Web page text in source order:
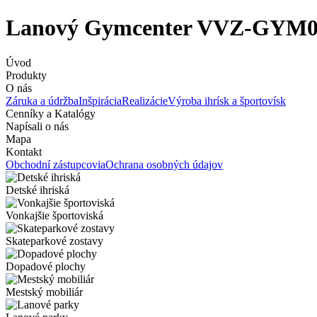
Lanový Gymcenter VVZ-
Úvod
Produkty
O nás
Záruka a údržbaInšpiráciaRealizácieVýroba ihrísk a športovísk
Cenníky a Katalógy
Napísali o nás
Mapa
Kontakt
Obchodní zástupcoviaOchrana osobných údajov
Detské ihriská
Vonkajšie športoviská
Skateparkové zostavy
Dopadové plochy
Mestský mobiliár